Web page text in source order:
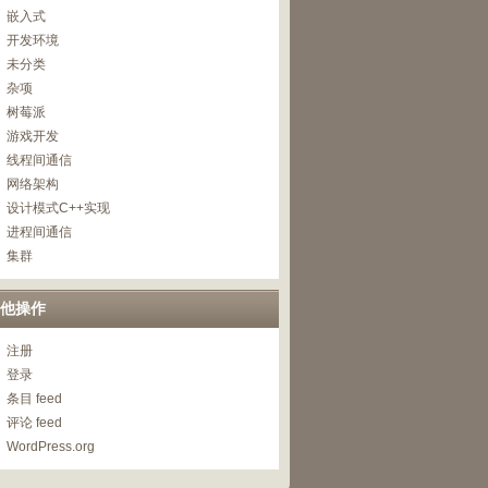
嵌入式
开发环境
未分类
杂项
树莓派
游戏开发
线程间通信
网络架构
设计模式C++实现
进程间通信
集群
操作
注册
登录
条目 feed
评论 feed
WordPress.org